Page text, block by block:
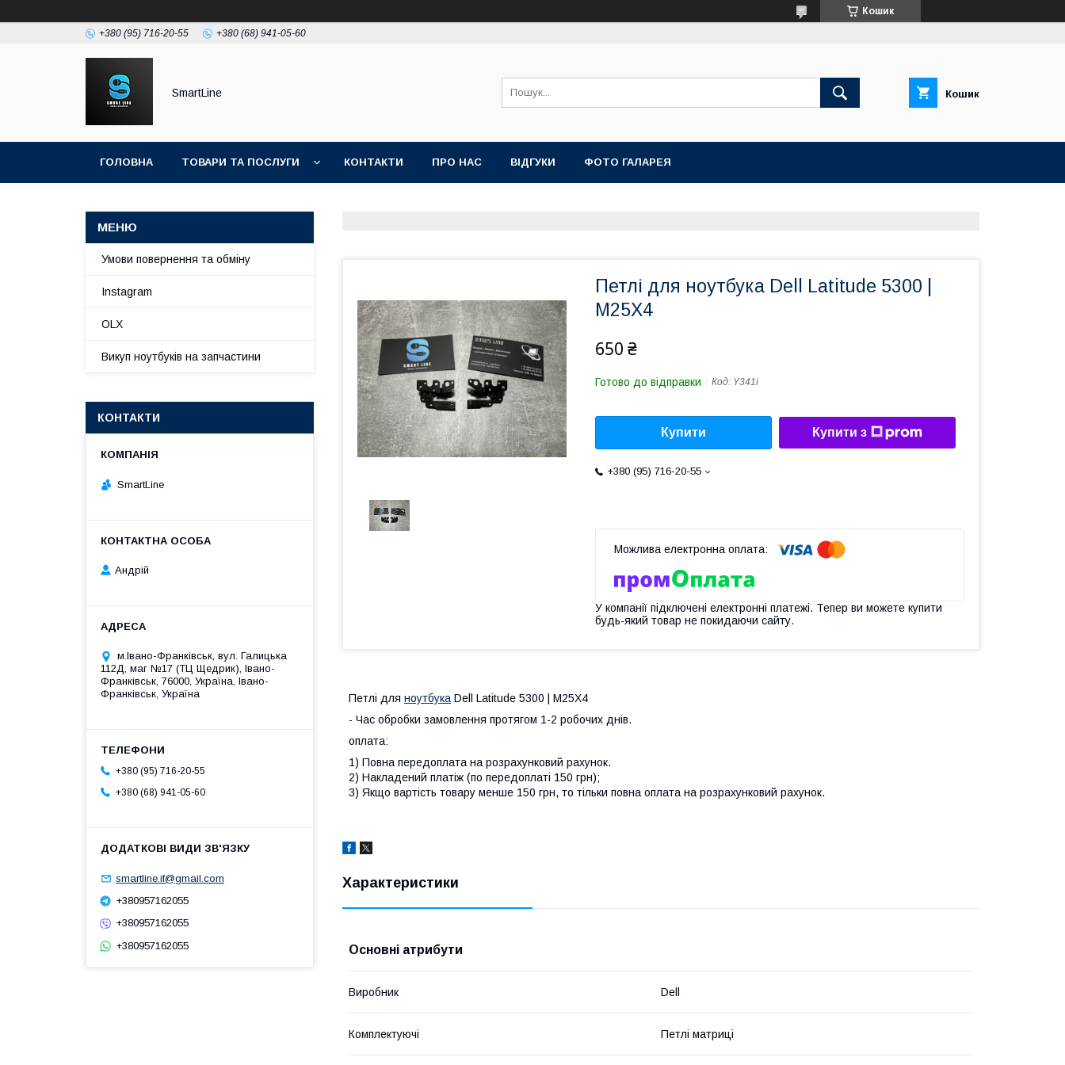
Кошик
+380 (95) 716-20-55 +380 (68) 941-05-60
SmartLine Кошик
ГОЛОВНА ТОВАРИ ТА ПОСЛУГИ КОНТАКТИ ПРО НАС ВІДГУКИ ФОТО ГАЛАРЕЯ
Петлі для ноутбука Dell Latitude 5300 |
M25X4
650 ₴
Готово до відправки Код: Y341i
Купити Купити з
+380 (95) 716-20-55
У компанії підключені електронні платежі. Тепер ви можете купити
будь-який товар не покидаючи сайту.
Петлі для ноутбукаDell Latitude 5300 | M25X4
- Час обробки замовлення протягом 1-2 робочих днів.
оплата:
1) Повна передоплата на розрахунковий рахунок.
2) Накладений платіж (по передоплаті 150 грн);
3) Якщо вартість товару менше 150 грн, то тільки повна оплата на розрахунковий рахунок.
Характеристики
Основні атрибути
Виробник Dell
Комплектуючі Петлі матриці
Умови повернення та обміну
Instagram
OLX
Викуп ноутбуків на запчастини
КОНТАКТИ
SmartLine
Андрій
м.Івано-Франківськ, вул. Галицька
112Д, маг №17 (ТЦ Щедрик), Івано-
Франківськ, 76000, Україна, Івано-
Франківськ, Україна
+380 (95) 716-20-55
+380 (68) 941-05-60
smartline.if@gmail.com
+380957162055
+380957162055
+380957162055